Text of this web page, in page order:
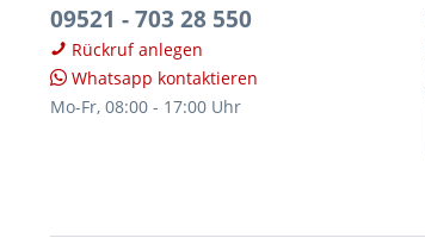
09521 - 703 28 550
Rückruf anlegen
Whatsapp kontaktieren
Mo-Fr, 08:00 - 17:00 Uhr